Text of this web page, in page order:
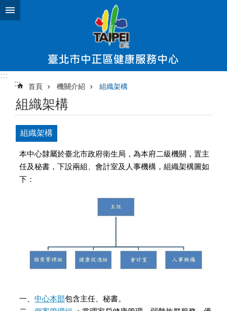
跳到主要內容區塊
:::
:::
首頁 機關介紹 組織架構
組織架構
組織架構
本中心隸屬於臺北市政府衛生局，為本府二級機關，置主
任及秘書，下設兩組、會計室及人事機構，組織架構圖如
下：
一、 中心本部包含主任、秘書。